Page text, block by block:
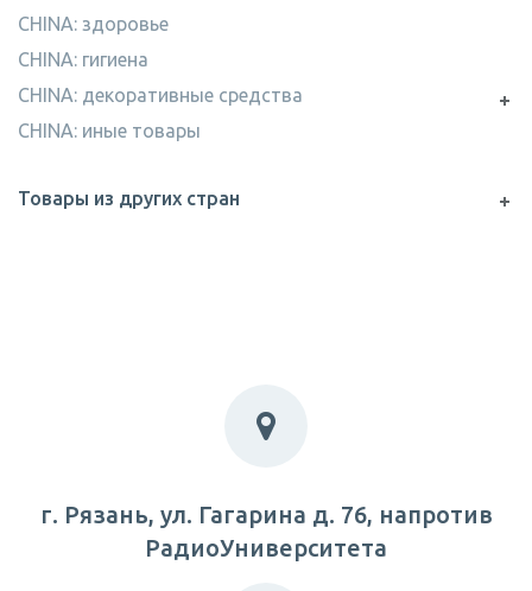
CHINA: здоровье
CHINA: гигиена
CHINA: декоративные средства
CHINA: иные товары
Товары из других стран
г. Рязань, ул. Гагарина д. 76, напротив
РадиоУниверситета